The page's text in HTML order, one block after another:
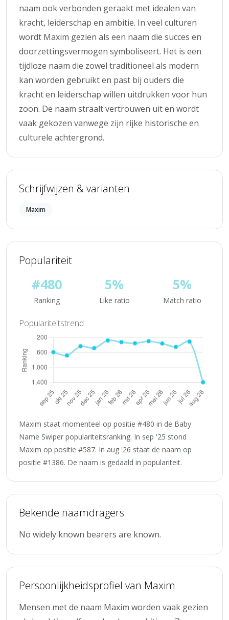
naam ook verbonden geraakt met idealen van
kracht, leiderschap en ambitie. In veel culturen
wordt Maxim gezien als een naam die succes en
doorzettingsvermogen symboliseert. Het is een
tijdloze naam die zowel traditioneel als modern
kan worden gebruikt en past bij ouders die
kracht en leiderschap willen uitdrukken voor hun
zoon. De naam straalt vertrouwen uit en wordt
vaak gekozen vanwege zijn rijke historische en
culturele achtergrond.
Schrijfwijzen & varianten
Maxim
Populariteit
#480
Ranking
5%
Like ratio
5%
Match ratio
Populariteitstrend
Maxim staat momenteel op positie #480 in de Baby
Name Swiper populariteitsranking. In sep '25 stond
Maxim op positie #587. In aug '26 staat de naam op
positie #1386. De naam is gedaald in populariteit.
Bekende naamdragers
No widely known bearers are known.
Persoonlijkheidsprofiel van Maxim
Mensen met de naam Maxim worden vaak gezien